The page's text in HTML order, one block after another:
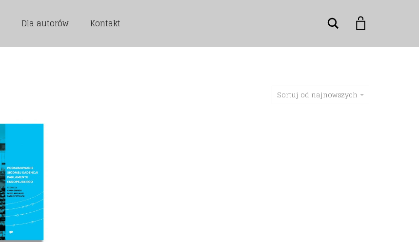
Dla autorów Kontakt Szukaj
Sortuj od najnowszych